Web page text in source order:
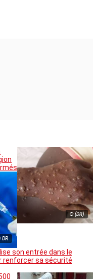
© (DR)
DR
son entrée dans le
renforcer sa sécurité